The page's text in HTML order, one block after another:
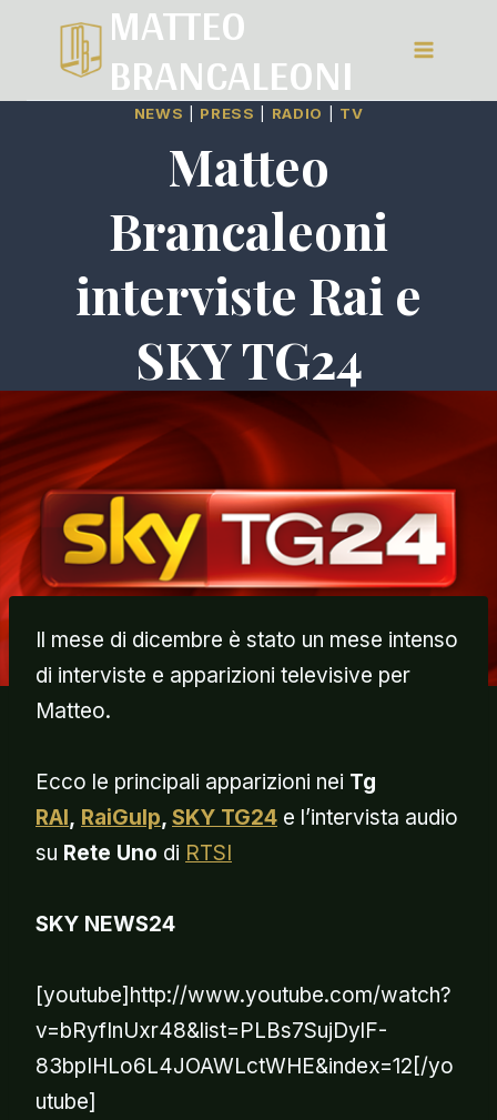
MATTEO
BRANCALEONI
NEWS PRESS RADIO TV
Matteo
Brancaleoni
interviste Rai e
SKY TG24
Il mese di dicembre è stato un mese intenso
di interviste e apparizioni televisive per
Matteo.
Ecco le principali apparizioni nei Tg
RAI, RaiGulp, SKY TG24 e l’intervista audio
su Rete Uno di RTSI
SKY NEWS24
[youtube]http://www.youtube.com/watch?
v=bRyfInUxr48&list=PLBs7SujDylF-
83bpIHLo6L4JOAWLctWHE&index=12[/yo
utube]